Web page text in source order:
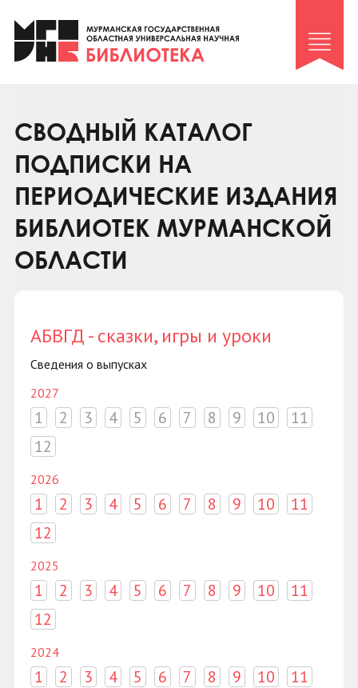
Клуб «Гиря и сельдерей»
Клуб «Семейный архив»
Коллегам
Контакты
СВОДНЫЙ КАТАЛОГ
ПОДПИСКИ НА
ПЕРИОДИЧЕСКИЕ ИЗДАНИЯ
БИБЛИОТЕК МУРМАНСКОЙ
ОБЛАСТИ
АБВГД - сказки, игры и уроки
Сведения о выпусках
2027
1 2 3 4 5 6 7 8 9 10
11
12
2026
1 2 3 4 5 6 7 8 9 10
11
12
2025
1 2 3 4 5 6 7 8 9 10
11
12
2024
1 2 3 4 5 6 7 8 9 10
11